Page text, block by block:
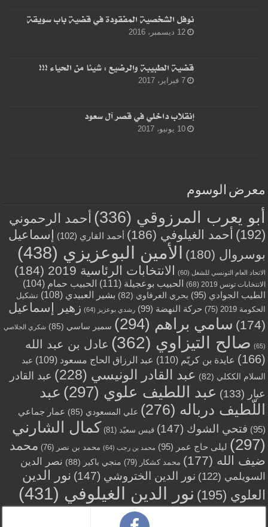
نوفل الشخصية المفقودة في قضية باب سويقة
12 ديسمبر، 2016
قضية الطبيبة والرضيع : شيئا من الحياء !!!
7 فبراير، 2017
إنقلاب داخلي في قصر آل سعود
10 يونيو، 2017
معرض الوسوم
أبو يعرب المرزوقي (336)
أحمد الرحموني
(192)
أحمد الغيلوفي (186) أحمد القاري (102)
إسماعيل
بوسروال (180) الأمين البوعزيزي (438)
الاتحاد العام التونسي للشغل (60) الانتخابات الرئاسية 2019 (184)
الانتخابات تونس 2019 (68) الحبيب بوعجيلة (111) الحبيب حمام (104)
الطيب الجوادي (95) بحري العرفاوي (82) بشير العبيدي (108)
تشكيل
الحكومة 2019
(75) حركة النهضة (99) رشدي بوعزيز (64)
زهير إسماعيل
(174)
سامي براهم (294) سمير ساسي (85) شكري الجلاصي
(65) صالح التيزاوي (362)
عادل بن عبد الله
(166)
عايدة بن كريّم (110) عبد الرزاق الحاج مسعود (109)
عبد
السلام الككلي (82) عبد القادر الونيسي (228)
عبد القادر
عبار (133) عبد اللطيف علوي (297)
عبد
اللّطيف درباله (276) علي المسعودي (85)
عمار جماعي
(95)
فتحي الشوك (147) قيس سعيّد (81)
كمال الشارني
(297)
ليلى حاج عمر (95) محمد بن رجب (64) محمد بن نصر (76)
محمد
ضيف الله (177) محمد كشكار (79) منجي باكير (88)
نصر الدين
السويلمي (122) نور الدين الختروشي (147)
نور الدين
العلوي (195) نور الدين الغيلوفي (431)